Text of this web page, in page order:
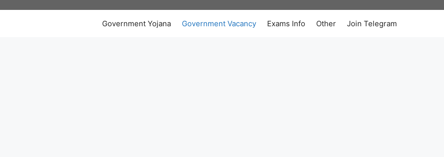
Government Yojana Government Vacancy Exams Info Other Join Telegram